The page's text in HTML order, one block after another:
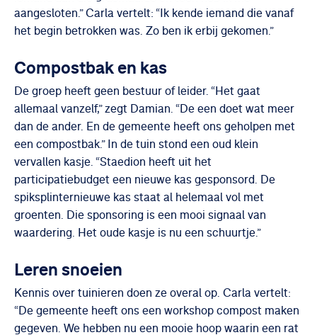
aangesloten.” Carla vertelt: “Ik kende iemand die vanaf
het begin betrokken was. Zo ben ik erbij gekomen.”
Compostbak en kas
De groep heeft geen bestuur of leider. “Het gaat
allemaal vanzelf,” zegt Damian. “De een doet wat meer
dan de ander. En de gemeente heeft ons geholpen met
een compostbak.” In de tuin stond een oud klein
vervallen kasje. “Staedion heeft uit het
participatiebudget een nieuwe kas gesponsord. De
spiksplinternieuwe kas staat al helemaal vol met
groenten. Die sponsoring is een mooi signaal van
waardering. Het oude kasje is nu een schuurtje.”
Leren snoeien
Kennis over tuinieren doen ze overal op. Carla vertelt:
“De gemeente heeft ons een workshop compost maken
gegeven. We hebben nu een mooie hoop waarin een rat